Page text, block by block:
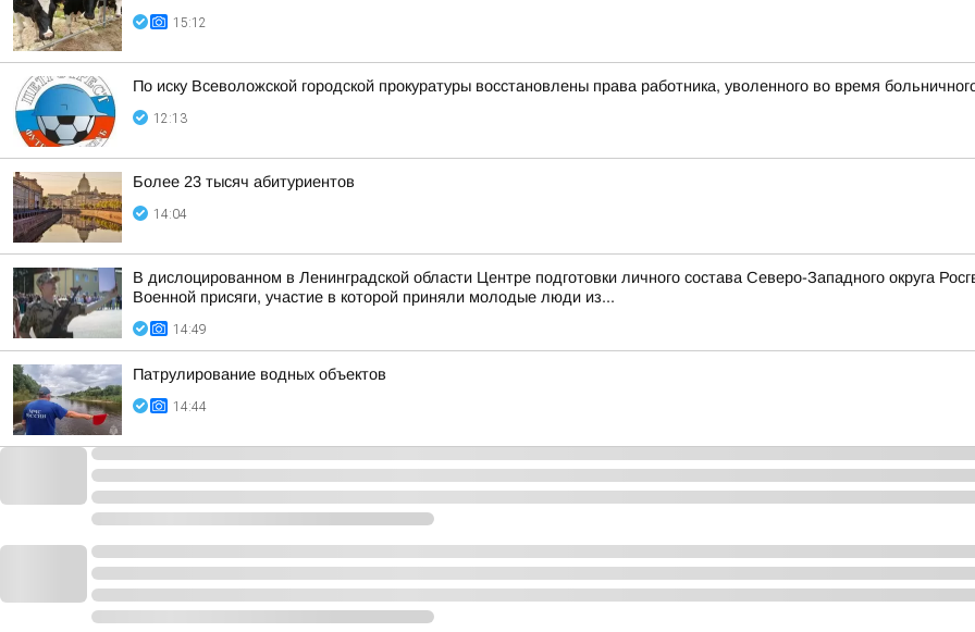
15:12
По иску Всеволожской городской прокуратуры восстановлены права работника, уволенного во время
12:13
Более 23 тысяч абитуриентов
14:04
В дислоцированном в Ленинградской области Центре подготовки личного состава Северо-Западного округа
Военной присяги, участие в которой приняли молодые люди из...
14:49
Патрулирование водных объектов
14:44